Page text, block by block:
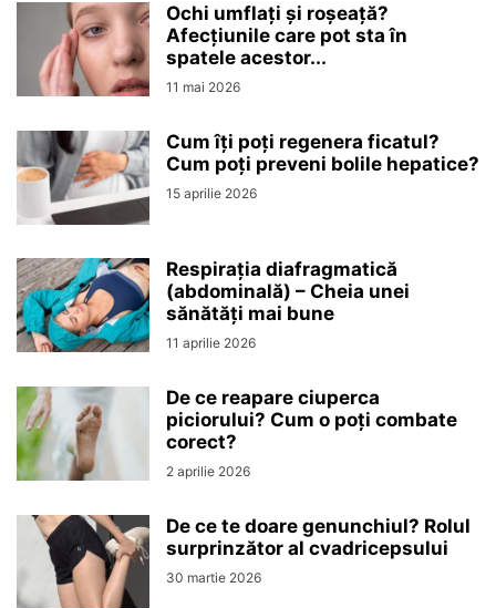
Ochi umflați și roșeață?
Afecțiunile care pot sta în
spatele acestor...
11 mai 2026
Cum îți poți regenera ficatul?
Cum poți preveni bolile hepatice?
15 aprilie 2026
Respirația diafragmatică
(abdominală) – Cheia unei
sănătăți mai bune
11 aprilie 2026
De ce reapare ciuperca
piciorului? Cum o poți combate
corect?
2 aprilie 2026
De ce te doare genunchiul? Rolul
surprinzător al cvadricepsului
30 martie 2026